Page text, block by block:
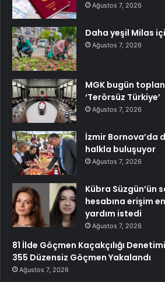
Ağustos 7, 2026
Daha yeşil Milas
Ağustos 7, 2026
MGK bugün
‘Terörsüz Türkiye’
Ağustos 7, 2026
İzmir Bornova’da
halkla buluşuyor
Ağustos 7, 2026
Kübra Süzgün’ün
hesabına erişim
yardım istedi
Ağustos 7, 2026
81 İlde Göçmen Kaçakçılığı
355 Düzensiz Göçmen Yakalandı
Ağustos 7, 2026